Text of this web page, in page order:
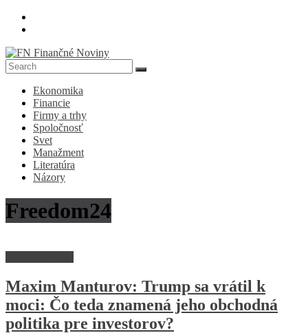
Skip
FN
Finančné
Noviny
Denník
ekonomike
spoločnosti
Ekonomika
Financie
Firmy a trhy
Spoločnosť
Svet
Manažment
Literatúra
Názory
Freedom24
Maxim Manturov: Trump sa vrátil k
moci: Čo teda znamená jeho obchodná
politika pre investorov?